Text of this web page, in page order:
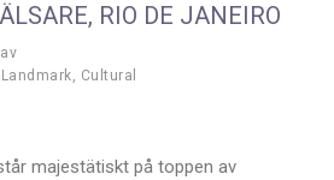
RIO DE JANEIRO
Landmark, Cultural
majestätiskt på toppen av